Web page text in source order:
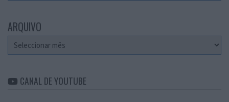
ARQUIVO
Arquivo
CANAL DE YOUTUBE